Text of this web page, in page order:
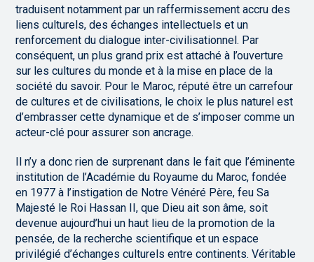
traduisent notamment par un raffermissement accru des
liens culturels, des échanges intellectuels et un
renforcement du dialogue inter-civilisationnel. Par
conséquent, un plus grand prix est attaché à l’ouverture
sur les cultures du monde et à la mise en place de la
société du savoir. Pour le Maroc, réputé être un carrefour
de cultures et de civilisations, le choix le plus naturel est
d’embrasser cette dynamique et de s’imposer comme un
acteur-clé pour assurer son ancrage.
Il n’y a donc rien de surprenant dans le fait que l’éminente
institution de l’Académie du Royaume du Maroc, fondée
en 1977 à l’instigation de Notre Vénéré Père, feu Sa
Majesté le Roi Hassan II, que Dieu ait son âme, soit
devenue aujourd’hui un haut lieu de la promotion de la
pensée, de la recherche scientifique et un espace
privilégié d’échanges culturels entre continents. Véritable